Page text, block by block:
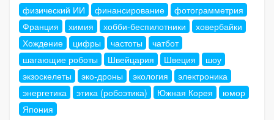
физический ИИ
финансирование
фотограмметрия
Франция
химия хобби-беспилотники
ховербайки
Хождение
цифры частоты
чатбот
шагающие роботы
Швейцария Швеция
шоу
экзоскелеты
эко-дроны экология
электроника
энергетика
этика (робоэтика) Южная Корея
юмор
Япония